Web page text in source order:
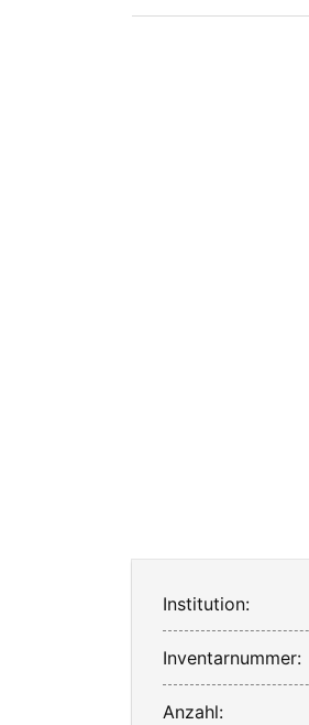
Institution:
Inventarnummer:
Anzahl: